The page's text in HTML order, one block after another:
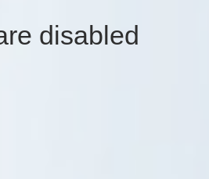
disabled